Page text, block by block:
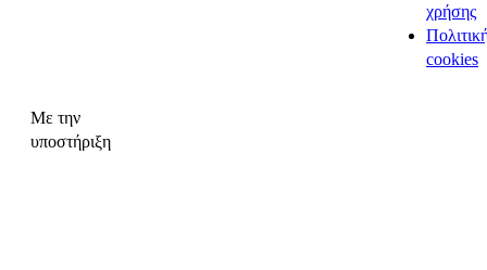
χρήσης
cookies
Με την
υποστήριξη